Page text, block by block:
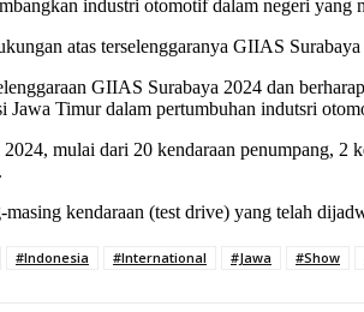
industri otomotif dalam negeri
atas terselenggaranya GIIAS Surabaya
GIIAS Surabaya 2024 dan
Timur dalam pertumbuhan indutsri
mulai dari 20 kendaraan penumpang,
kendaraan (test drive) yang telah
#Indonesia #International #Jawa #Show